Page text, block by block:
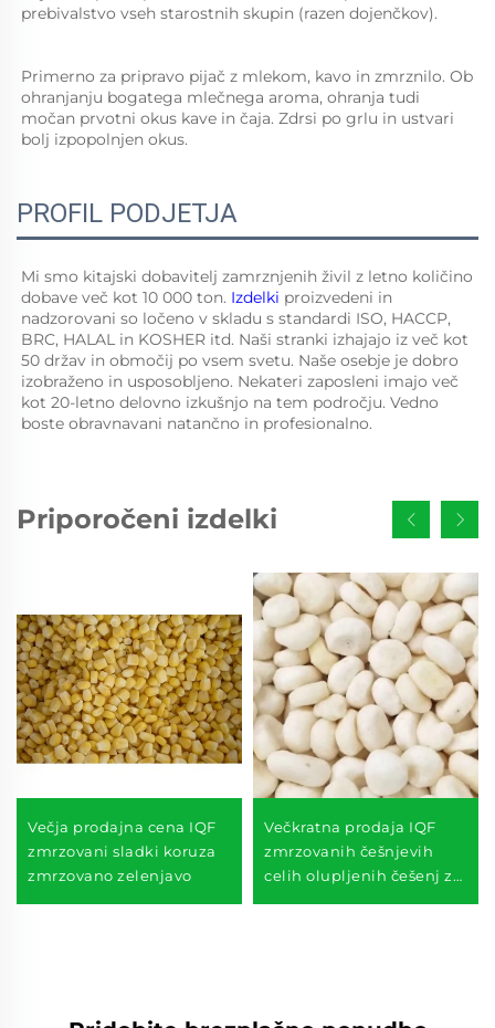
prebivalstvo vseh starostnih skupin (razen dojenčkov).
Primerno za pripravo pijač z mlekom, kavo in zmrznilo. Ob
ohranjanju bogatega mlečnega aroma, ohranja tudi
močan prvotni okus kave in čaja. Zdrsi po grlu in ustvari
bolj izpopolnjen okus.
PROFIL PODJETJA
Mi smo kitajski dobavitelj zamrznjenih živil z letno količino
dobave več kot 10 000 ton. Izdelki proizvedeni in
nadzorovani so ločeno v skladu s standardi ISO, HACCP,
BRC, HALAL in KOSHER itd. Naši stranki izhajajo iz več kot
50 držav in območij po vsem svetu. Naše osebje je dobro
izobraženo in usposobljeno. Nekateri zaposleni imajo več
kot 20-letno delovno izkušnjo na tem področju. Vedno
boste obravnavani natančno in profesionalno.
Priporočeni izdelki
Večja prodajna cena IQF
zmrzovani sladki koruza
zmrzovano zelenjavo
Večkratna prodaja IQF
zmrzovanih češnjevih
celih olupljenih češenj za